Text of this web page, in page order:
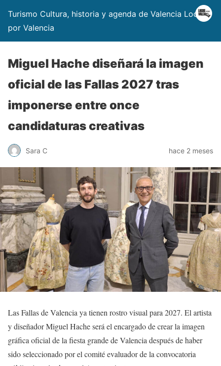
Turismo Cultura, historia y agenda de Valencia Locos
por Valencia
Miguel Hache diseñará la imagen
oficial de las Fallas 2027 tras
imponerse entre once
candidaturas creativas
Sara C hace 2 meses
Las Fallas de Valencia ya tienen rostro visual para 2027. El artista
y diseñador Miguel Hache será el encargado de crear la imagen
gráfica oficial de la fiesta grande de Valencia después de haber
sido seleccionado por el comité evaluador de la convocatoria